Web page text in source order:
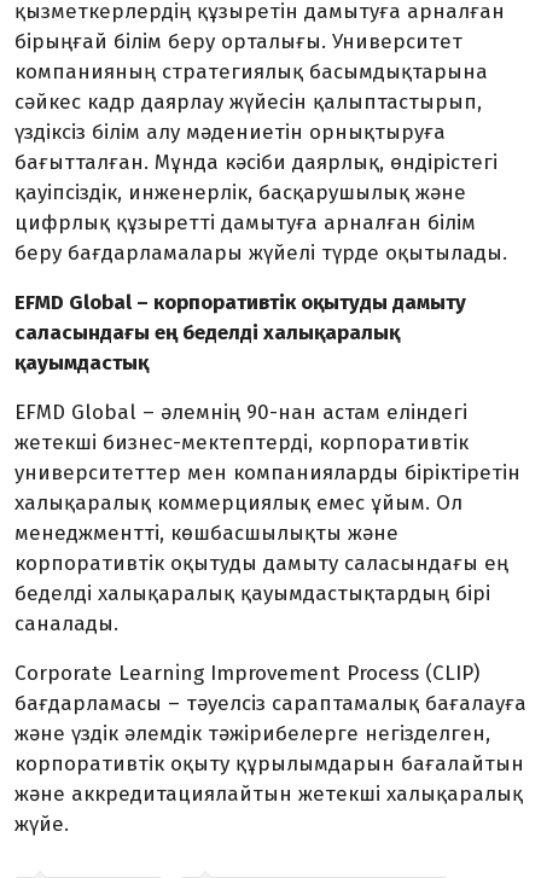
қызметкерлердің құзыретін дамытуға арналған
бірыңғай білім беру орталығы. Университет
компанияның стратегиялық басымдықтарына
сәйкес кадр даярлау жүйесін қалыптастырып,
үздіксіз білім алу мәдениетін орнықтыруға
бағытталған. Мұнда кәсіби даярлық, өндірістегі
қауіпсіздік, инженерлік, басқарушылық және
цифрлық құзыретті дамытуға арналған білім
беру бағдарламалары жүйелі түрде оқытылады.
EFMD Global – корпоративтік оқытуды дамыту
саласындағы ең беделді халықаралық
қауымдастық
EFMD Global – әлемнің 90-нан астам еліндегі
жетекші бизнес-мектептерді, корпоративтік
университеттер мен компанияларды біріктіретін
халықаралық коммерциялық емес ұйым. Ол
менеджментті, көшбасшылықты және
корпоративтік оқытуды дамыту саласындағы ең
беделді халықаралық қауымдастықтардың бірі
саналады.
Corporate Learning Improvement Process (CLIP)
бағдарламасы – тәуелсіз сараптамалық бағалауға
және үздік әлемдік тәжірибелерге негізделген,
корпоративтік оқыту құрылымдарын бағалайтын
және аккредитациялайтын жетекші халықаралық
жүйе.